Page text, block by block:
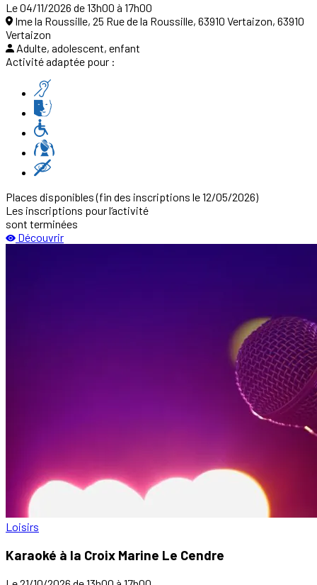
Le 04/11/2026 de 13h00 à 17h00
Ime la Roussille, 25 Rue de la Roussille, 63910 Vertaizon, 63910
Vertaizon
Adulte, adolescent, enfant
Activité adaptée pour :
Places disponibles(fin des inscriptions le 12/05/2026)
Les inscriptions pour l‘activité
sont terminées
Découvrir
Loisirs
Karaoké à la Croix Marine Le Cendre